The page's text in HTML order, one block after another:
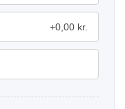
+0,00 kr.